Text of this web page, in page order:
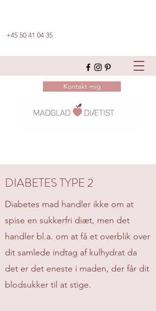
+45 50 41 04 35
Kontakt mig
DIABETES TYPE 2
Diabetes mad handler ikke om at
spise en sukkerfri diæt, men det
handler bl.a. om at få et overblik over
dit samlede indtag af kulhydrat da
det er det eneste i maden, der får dit
blodsukker til at stige.